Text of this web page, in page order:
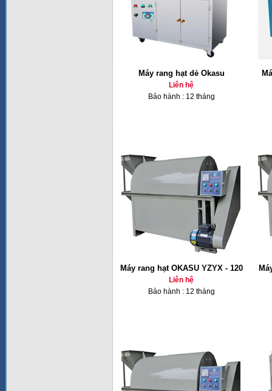
Máy rang hạt dẻ Okasu
Liên hệ
Bảo hành : 12 tháng
Máy rang hạt OKASU YZYX - 120
Liên hệ
Bảo hành : 12 tháng